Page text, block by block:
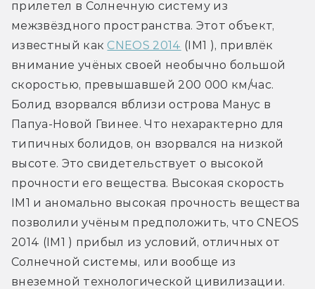
прилетел в Солнечную систему из
межзвёздного пространства. Этот объект,
известный как CNEOS 2014 (IM1 ), привлёк
внимание учёных своей необычно большой
скоростью, превышавшей 200 000 км/час.
Болид взорвался вблизи острова Манус в
Папуа-Новой Гвинее. Что нехарактерно для
типичных болидов, он взорвался на низкой
высоте. Это свидетельствует о высокой
прочности его вещества. Высокая скорость
IM1 и аномально высокая прочность вещества
позволили учёным предположить, что CNEOS
2014 (IM1 ) прибыл из условий, отличных от
Солнечной системы, или вообще из
внеземной технологической цивилизации.